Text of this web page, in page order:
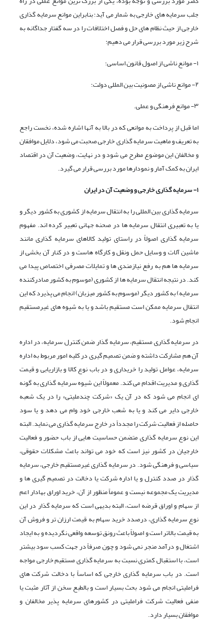
جلب سرمایه های خارجی به شمار می آید؛ بنابراین موانع سرمایه گذاری
خارجی از حیث نظام های حل و فصل اختلافات را در سه گفتار جداگانه به
شرح زیر مورد بررسی قرار می دهیم:
۱- موانع ناشی از اصول قانون اساسی؛
۲- موانع ناشی از مصونیت بین المللی دولت؛
۳- موانع فرهنگی و عملی.
اما قبل از پرداخت به موانعی که در بالا به آنها اشاره شده، نخست راجع
به تعریف و ماهیت سرمایه گذاری خارجی صحبت می شود، دلایل موافقان
و مخالفان این موضوع مطرح می شود و در نهایت، وضعیت آن در اقتصاد
ایران به کمک آمار و نمودارها مورد بررسی قرار می گیرد.
۱- سرمایه گذاری خارجی و وضعیت آن در ایران
سرمایه گذاری بین المللی را به انتقال سرمایه از کشوری به کشور دیگر و
یا به تعبیری انتقال سرمایه ها در صحنه جهانی تعبیر کرده اند. مفهوم
سرمایه گذاری اصولاً در راستای تولید کالاهای سرمایه گذاری مانند
ماشین آلات و وسایل حمل ونقل و کارگاه هاست و در کنار آن بخشی از
سرمایه ها هم به رفع نیازمندی ها و تمایلات مصرفی اختصاص پیدا می
کند. در نتیجه انتقال سرمایه ها از کشوری (موسوم به کشور صادرکننده
سرمایه) به کشور دیگر (موسوم به کشور میزبان) انجام می پذیرد که این
انتقال سرمایه ممکن است مستقیم باشد و یا به شیوه های غیرمستقیم
انجام شود.
در سرمایه گذاری مستقیم، سرمایه گذار ضمن کنترل سرمایه، در اداره
آن هم مشارکت داشته و ضمن تصمیم گیری در کلیه امور مربوط به اداره
سرمایه، عوامل تولید را خریداری و در باب نوع کالا و بازاریابی و قیمت
گذاری و مدیریت اقدام می کند. معمولاً این شیوه سرمایه گذاری به گونه
ای انجام می شود که در آن یک «شرکت چندملیتی» را در یک شعبه
خارجی دایر می کند و یا به شعب خارجی خود وام می دهد و یا سود
حاصله از فعالیت شرکت را مجدداً در خارج سرمایه گذاری می نماید. البته
این نوع سرمایه گذاری متضمن حساسیت هایی از باب حضور و فعالیت
خارجیان در کشور نیز است که خود می تواند باعث مشکلات حقوقی،
سیاسی و فرهنگی شود. در سرمایه گذاری غیرمستقیم خارجی، سرمایه
گذار در صدد کنترل و یا اداره شرکت یا دخالت در تصمیم گیری ها و
مدیریت یک مجموعه نیست و عموماً منظور از آن، خرید اوراق بهادار اعم
از سهام و اوراق قرضه است، البته بدیهی است که سرمایه گذار در این
نوع سرمایه گذاری، درصدد خرید سهام به قیمت ارزان تر و فروش آن
به قیمت بالاتر است و اصولاً باعث رونق توسعه واقعی نگردیده و به ایجاد
اشتغال و درآمد منجر نمی شود و چون صرفاً در جهت کسب سود بیشتر
است، با استقبال کمتری نسبت به سرمایه گذاری مستقیم خارجی مواجه
است. در باب سرمایه گذاری خارجی که اساساً با دخالت شرکت های
فراملیتی انجام می شود بحث بسیار است و بالطبع سخن از آثار مثبت یا
منفی فعالیت شرکت فراملیتی در کشورهای سرمایه پذیر مخالفان و
موافقان بسیار دارد.